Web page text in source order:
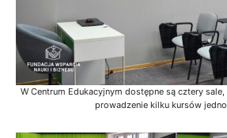
W Centrum Edukacyjnym dostępne są cztery
prowadzenie kilku kursów